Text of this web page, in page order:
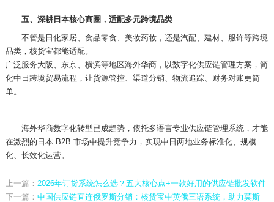
五、深耕日本核心商圈，适配多元跨境品类
不管是日化家居、食品零食、美妆药妆，还是汽配、建材、服饰等跨境
品类，核货宝都能适配。
广泛服务大阪、东京、横滨等地区海外华商，以数字化供应链管理方案，简
化中日跨境贸易流程，让货源管控、渠道分销、物流追踪、财务对账更简
单。
海外华商数字化转型已成趋势，依托多语言专业供应链管理系统，才能
在激烈的日本 B2B 市场中提升竞争力，实现中日两地业务标准化、规模
化、长效化运营。
上一篇： 2026年订货系统怎么选？五大核心点+一款好用的供应链批发软件
下一篇： 中国供应链直连俄罗斯分销：核货宝中英俄三语系统，助力莫斯